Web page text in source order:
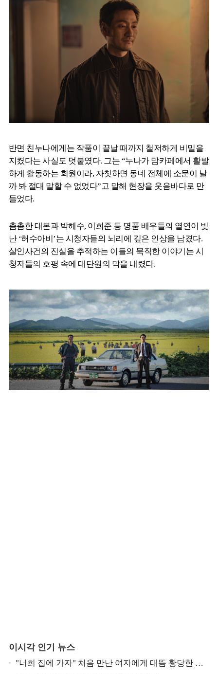
반면 친누나에게는 작품이 끝날 때까지 철저하게 비밀을
지켰다는 사실도 덧붙였다. 그는 “누나가 맘카페에서 활발
하게 활동하는 회원이라, 자칫하면 동네 전체에 소문이 날
까 봐 절대 말할 수 없었다”고 말해 현장을 웃음바다로 만
들었다.
촘촘한 대본과 박해수, 이희준 등 명품 배우들의 열연이 빛
난 ‘허수아비’는 시청자들의 뇌리에 깊은 인상을 남겼다.
살인사건의 진실을 추적하는 이들의 묵직한 이야기는 시
청자들의 호평 속에 대단원의 막을 내렸다.
이시각 인기 뉴스
"너희 집에 가자" 처음 만난 여자에게 대뜸 황당한 요